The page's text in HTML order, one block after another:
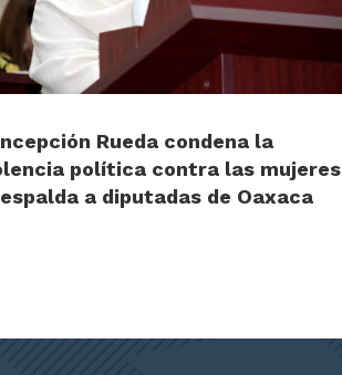
Rueda condena la
política contra las mujeres
a diputadas de Oaxaca